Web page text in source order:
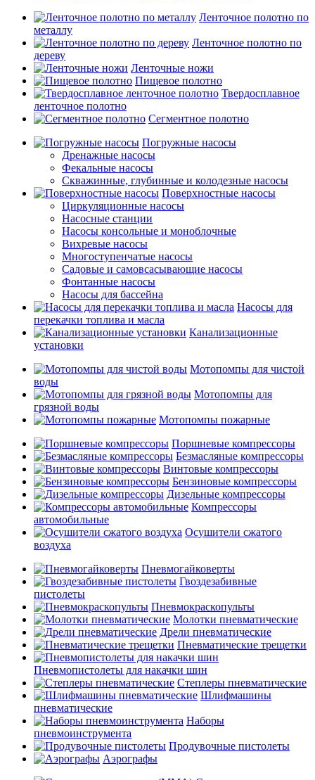
Ленточное полотно по
металлу
Ленточное полотно по
дереву
Ленточные ножи
Пищевое полотно
Твердосплавное
ленточное полотно
Сегментное полотно
Погружные насосы
Дренажные насосы
Фекальные насосы
Скважинные, глубинные и колодезные насосы
Поверхностные насосы
Циркуляционные насосы
Насосные станции
Насосы консольные и моноблочные
Вихревые насосы
Многоступенчатые насосы
Садовые и самовсасывающие насосы
Фонтанные насосы
Насосы для бассейна
Насосы для
перекачки топлива и масла
Канализационные
установки
Мотопомпы для чистой
воды
Мотопомпы для
грязной воды
Мотопомпы пожарные
Поршневые компрессоры
Безмасляные компрессоры
Винтовые компрессоры
Бензиновые компрессоры
Дизельные компрессоры
Компрессоры
автомобильные
Осушители сжатого
воздуха
Пневмогайковерты
Гвоздезабивные
пистолеты
Пневмокраскопульты
Молотки пневматические
Дрели пневматические
Пневматические трещетки
Пневмопистолеты для накачки шин
Степлеры пневматические
Шлифмашины
пневматические
Наборы
пневмоинструмента
Продувочные пистолеты
Аэрографы